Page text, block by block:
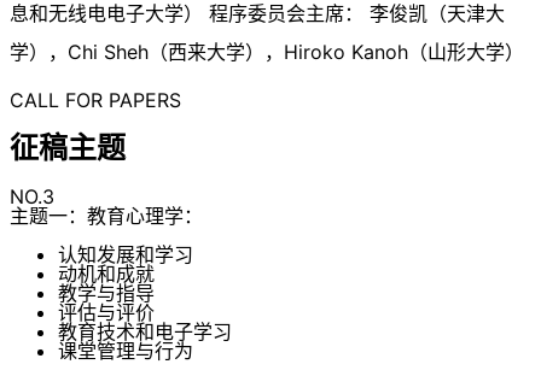
息和无线电电子大学） 程序委员会主席： 李俊凯（天津大
学），Chi Sheh（西来大学），Hiroko Kanoh（山形大学）
CALL FOR PAPERS
征稿主题
NO.3
主题一：教育心理学：
认知发展和学习
动机和成就
教学与指导
评估与评价
教育技术和电子学习
课堂管理与行为